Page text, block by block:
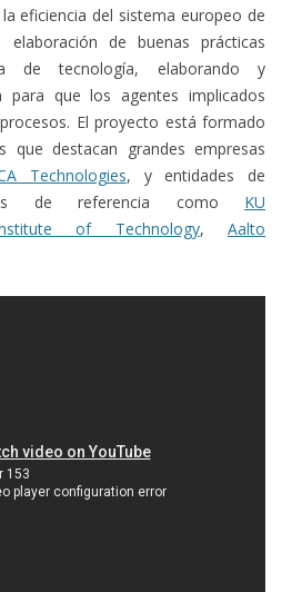
eficiencia del sistema europeo de
elaboración de buenas prácticas
de tecnología, elaborando y
para que los agentes implicados
El proyecto está formado
destacan grandes empresas
Technologies, y entidades de
de referencia como KU
of Technology,Aalto